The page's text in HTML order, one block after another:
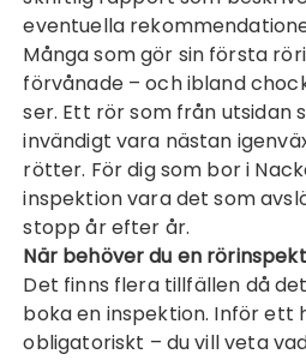
eventuella
Många som gör sin första
förvånade – och ibland
ser. Ett rör som från utsidan
invändigt vara nästan
rötter. För dig som bor i
inspektion vara det som
stopp år efter år.
När behöver du en
Det finns flera tillfällen då
boka en inspektion. Inför ett
obligatoriskt – du vill veta